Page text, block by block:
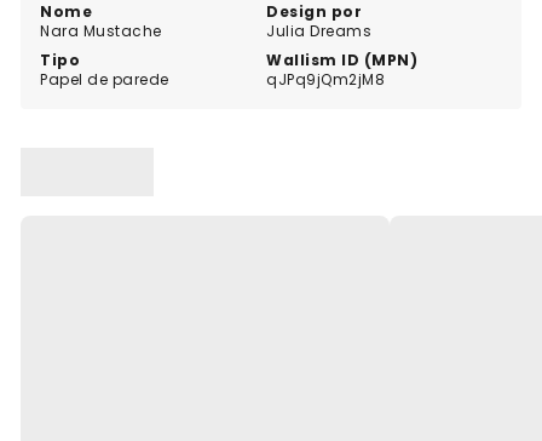
Nome
Nara Mustache
Design por
Julia Dreams
Tipo
Papel de parede
Wallism ID (MPN)
qJPq9jQm2jM8